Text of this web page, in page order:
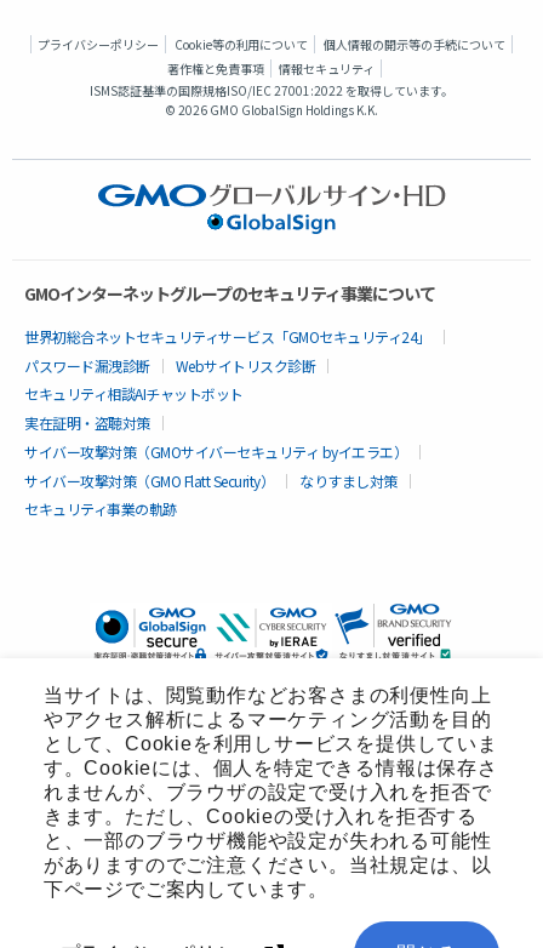
当サイトは、閲覧動作などお客さまの利便性向上
やアクセス解析によるマーケティング活動を目的
として、Cookieを利用しサービスを提供していま
す。Cookieには、個人を特定できる情報は保存さ
れませんが、ブラウザの設定で受け入れを拒否で
きます。ただし、Cookieの受け入れを拒否する
と、一部のブラウザ機能や設定が失われる可能性
がありますのでご注意ください。当社規定は、以
下ページでご案内しています。
プライバシーポリシー Cookie等の利用について
個人情報の開示等の手続について
著作権と免責事項
情報セキュリティ
ISMS認証基準の国際規格ISO/IEC 27001:2022 を取得しています。
©2026 GMO GlobalSign Holdings K.K.
GMOインターネットグループのセキュリティ事業について
世界初総合ネットセキュリティサービス「GMOセキュリティ24」
パスワード漏洩診断
Webサイトリスク診断
セキュリティ相談AIチャットボット
実在証明・盗聴対策
サイバー攻撃対策（GMOサイバーセキュリティ byイエラエ）
サイバー攻撃対策（GMO Flatt Security）
なりすまし対策
セキュリティ事業の軌跡